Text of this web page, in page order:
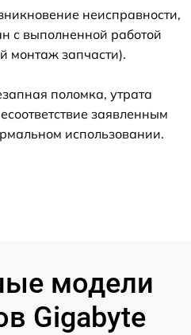
неисправности,
с выполненной работой
монтаж запчасти).
поломка, утрата
заявленным
использовании.
модели
Gigabyte